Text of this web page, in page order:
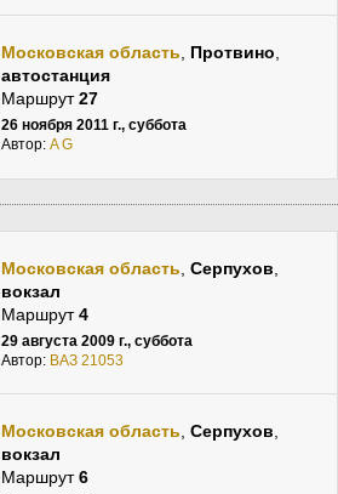
Московская область, Протвино,
автостанция
Маршрут27
26 ноября 2011 г., суббота
Автор: A G
Московская область Серпухов
вокзал
Маршрут4
29 августа 2009 г., суббота
Автор: ВАЗ 21053
Московская область, Серпухов,
вокзал
Маршрут6